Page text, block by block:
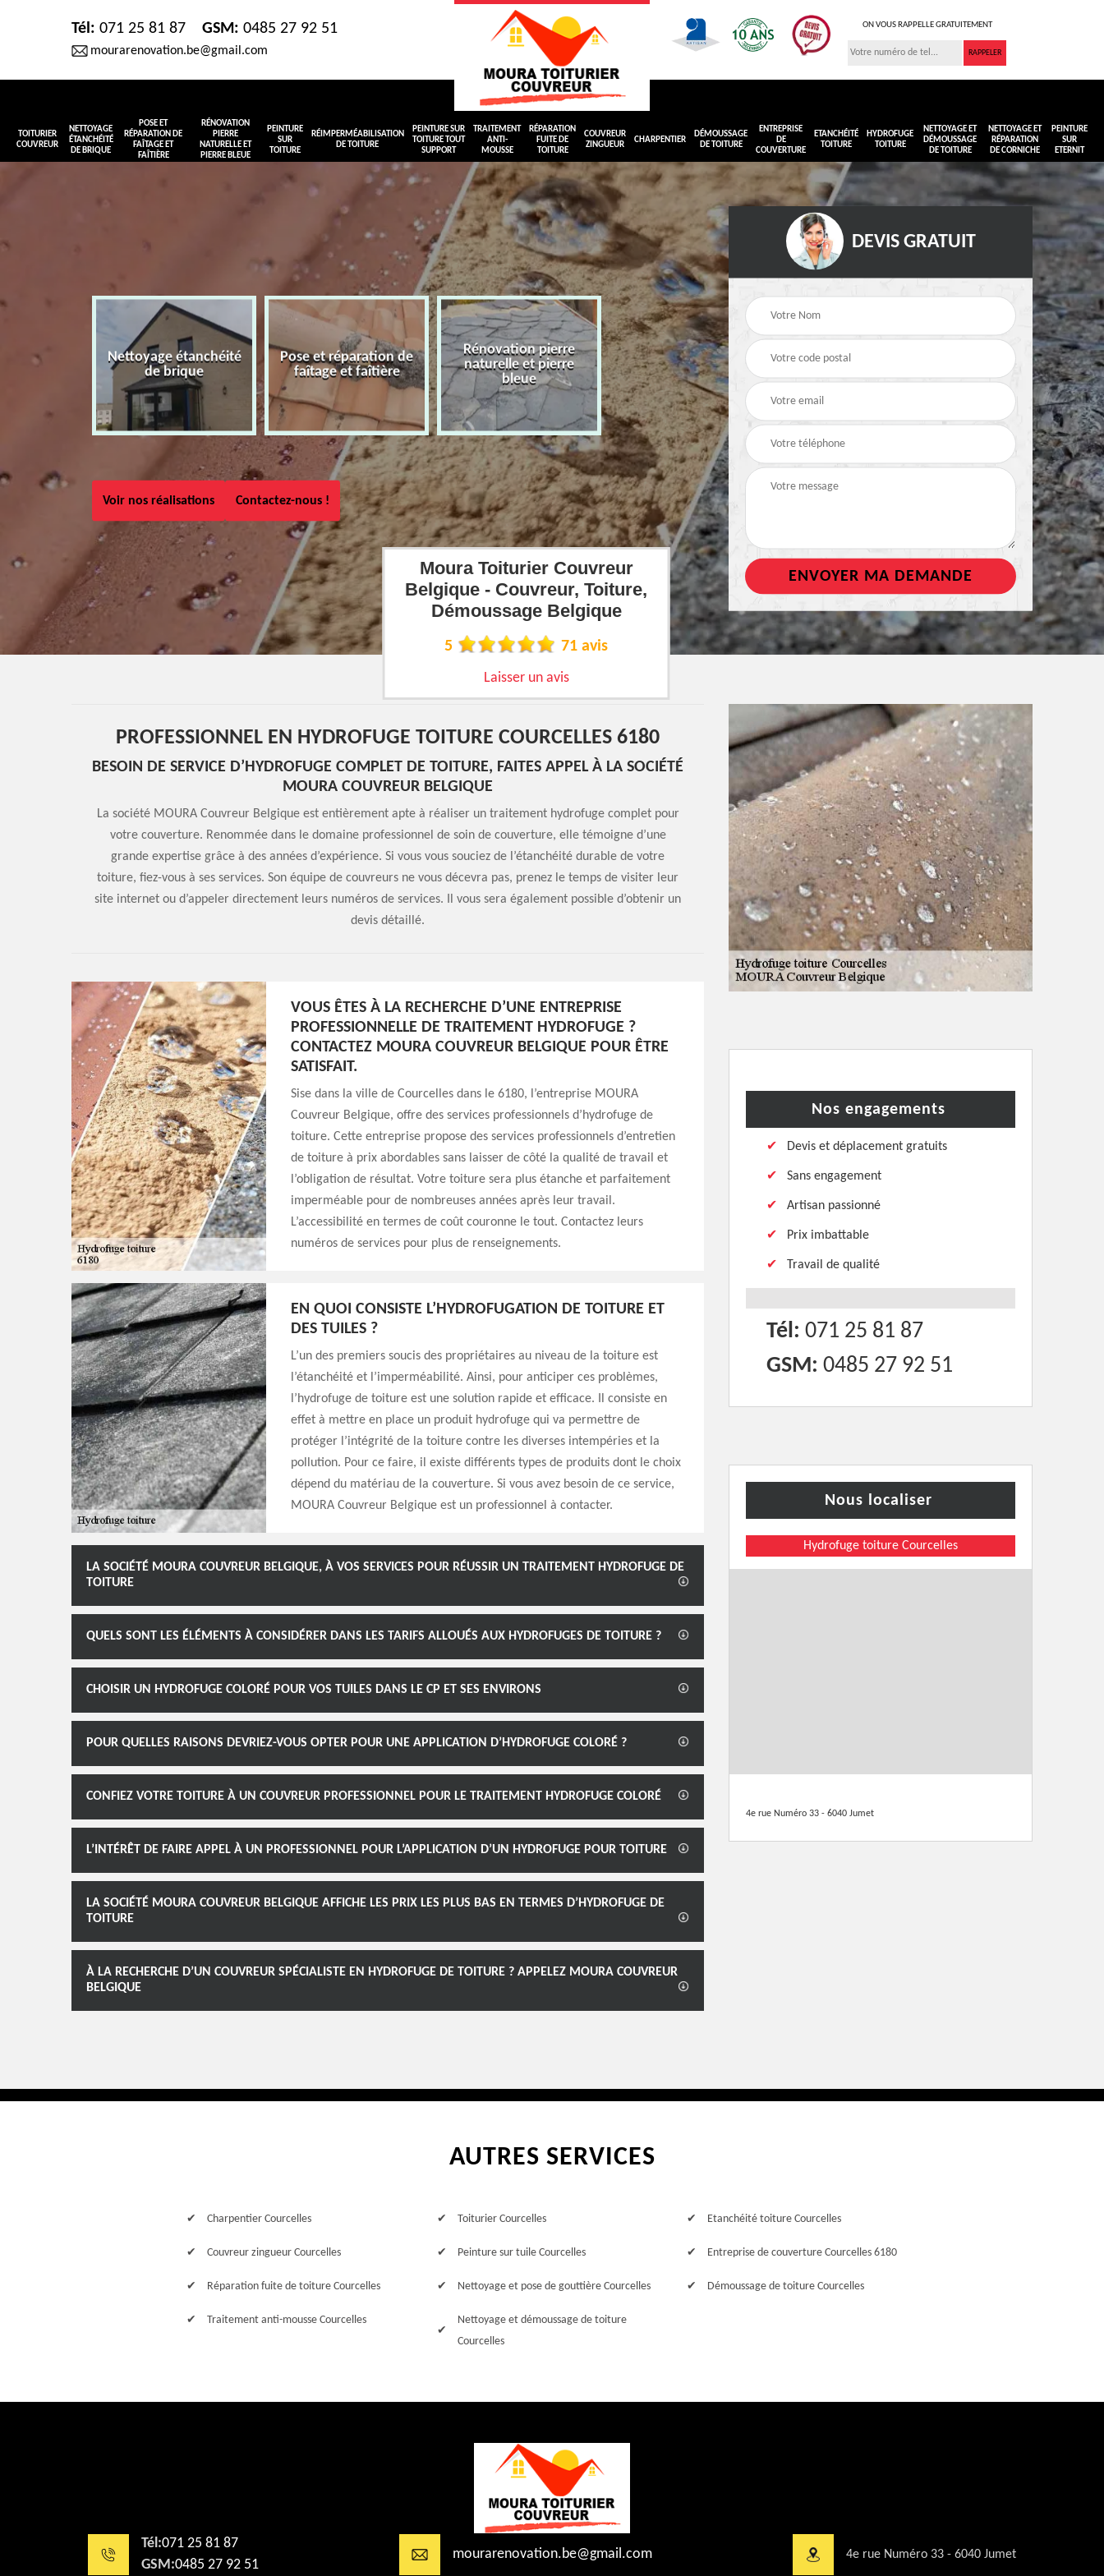
Tél: 071 25 81 87 GSM: 0485 27 92 51
mourarenovation.be@gmail.com
ON VOUS RAPPELLE GRATUITEMENT
TOITURIER
COUVREUR
NETTOYAGE
ÉTANCHÉITÉ
DE BRIQUE
POSE ET
RÉPARATION DE
FAÎTAGE ET
FAÎTIÈRE
RÉNOVATION
PIERRE
NATURELLE ET
PIERRE BLEUE
PEINTURE
SUR
TOITURE
RÉIMPERMÉABILISATION
DE TOITURE
PEINTURE SUR
TOITURE TOUT
SUPPORT
TRAITEMENT
ANTI-
MOUSSE
RÉPARATION
FUITE DE
TOITURE
COUVREUR
ZINGUEUR
CHARPENTIER
DÉMOUSSAGE
DE TOITURE
ENTREPRISE
DE
COUVERTURE
ETANCHÉITÉ
TOITURE
HYDROFUGE
TOITURE
NETTOYAGE ET
DÉMOUSSAGE
DE TOITURE
NETTOYAGE ET
RÉPARATION
DE CORNICHE
PEINTURE
SUR
ETERNIT
Nettoyage étanchéité
de brique
Pose et réparation de
faîtage et faîtière
Rénovation pierre
naturelle et pierre
bleue
Peinture sur toiture
Réimperméabilisation
Peinture sur toiture
tout support
Voir nos réalisations Contactez-nous !
DEVIS GRATUIT
Moura Toiturier Couvreur
Belgique - Couvreur, Toiture,
Démoussage Belgique
5 71 avis
Laisser un avis
PROFESSIONNEL EN HYDROFUGE TOITURE COURCELLES 6180
BESOIN DE SERVICE D’HYDROFUGE COMPLET DE TOITURE, FAITES APPEL À LA SOCIÉTÉ
MOURA COUVREUR BELGIQUE
La société MOURA Couvreur Belgique est entièrement apte à réaliser un traitement hydrofuge complet pour
votre couverture. Renommée dans le domaine professionnel de soin de couverture, elle témoigne d’une
grande expertise grâce à des années d’expérience. Si vous vous souciez de l’étanchéité durable de votre
toiture, fiez-vous à ses services. Son équipe de couvreurs ne vous décevra pas, prenez le temps de visiter leur
site internet ou d’appeler directement leurs numéros de services. Il vous sera également possible d’obtenir un
devis détaillé.
VOUS ÊTES À LA RECHERCHE D’UNE ENTREPRISE
PROFESSIONNELLE DE TRAITEMENT HYDROFUGE ?
CONTACTEZ MOURA COUVREUR BELGIQUE POUR ÊTRE
SATISFAIT.
Sise dans la ville de Courcelles dans le 6180, l’entreprise MOURA
Couvreur Belgique, offre des services professionnels d’hydrofuge de
toiture. Cette entreprise propose des services professionnels d’entretien
de toiture à prix abordables sans laisser de côté la qualité de travail et
l’obligation de résultat. Votre toiture sera plus étanche et parfaitement
imperméable pour de nombreuses années après leur travail.
L’accessibilité en termes de coût couronne le tout. Contactez leurs
numéros de services pour plus de renseignements.
EN QUOI CONSISTE L’HYDROFUGATION DE TOITURE ET
DES TUILES ?
L’un des premiers soucis des propriétaires au niveau de la toiture est
l’étanchéité et l’imperméabilité. Ainsi, pour anticiper ces problèmes,
l’hydrofuge de toiture est une solution rapide et efficace. Il consiste en
effet à mettre en place un produit hydrofuge qui va permettre de
protéger l’intégrité de la toiture contre les diverses intempéries et la
pollution. Pour ce faire, il existe différents types de produits dont le choix
dépend du matériau de la couverture. Si vous avez besoin de ce service,
MOURA Couvreur Belgique est un professionnel à contacter.
LA SOCIÉTÉ MOURA COUVREUR BELGIQUE, À VOS SERVICES POUR RÉUSSIR UN TRAITEMENT HYDROFUGE DE
TOITURE
QUELS SONT LES ÉLÉMENTS À CONSIDÉRER DANS LES TARIFS ALLOUÉS AUX HYDROFUGES DE TOITURE ?
CHOISIR UN HYDROFUGE COLORÉ POUR VOS TUILES DANS LE CP ET SES ENVIRONS
POUR QUELLES RAISONS DEVRIEZ-VOUS OPTER POUR UNE APPLICATION D’HYDROFUGE COLORÉ ?
CONFIEZ VOTRE TOITURE À UN COUVREUR PROFESSIONNEL POUR LE TRAITEMENT HYDROFUGE COLORÉ
L’INTÉRÊT DE FAIRE APPEL À UN PROFESSIONNEL POUR L’APPLICATION D’UN HYDROFUGE POUR TOITURE
LA SOCIÉTÉ MOURA COUVREUR BELGIQUE AFFICHE LES PRIX LES PLUS BAS EN TERMES D’HYDROFUGE DE
TOITURE
À LA RECHERCHE D’UN COUVREUR SPÉCIALISTE EN HYDROFUGE DE TOITURE ? APPELEZ MOURA COUVREUR
BELGIQUE
Nos engagements
Devis et déplacement gratuits
Sans engagement
Artisan passionné
Prix imbattable
Travail de qualité
Tél: 071 25 81 87
GSM: 0485 27 92 51
Nous localiser
Hydrofuge toiture Courcelles
4e rue Numéro 33 - 6040 Jumet
AUTRES SERVICES
Charpentier Courcelles
Couvreur zingueur Courcelles
Réparation fuite de toiture Courcelles
Traitement anti-mousse Courcelles
Toiturier Courcelles
Peinture sur tuile Courcelles
Nettoyage et pose de gouttière Courcelles
Nettoyage et démoussage de toiture
Courcelles
Etanchéité toiture Courcelles
Entreprise de couverture Courcelles 6180
Démoussage de toiture Courcelles
Tél:071 25 81 87
GSM:0485 27 92 51
mourarenovation.be@gmail.com 4e rue Numéro 33 - 6040 Jumet